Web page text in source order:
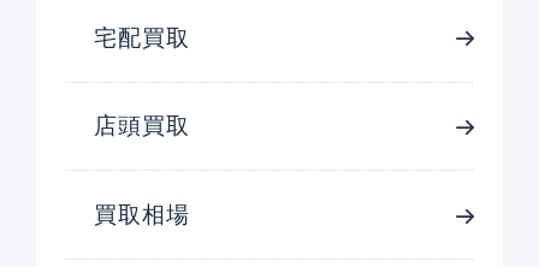
宅配買取
店頭買取
買取相場